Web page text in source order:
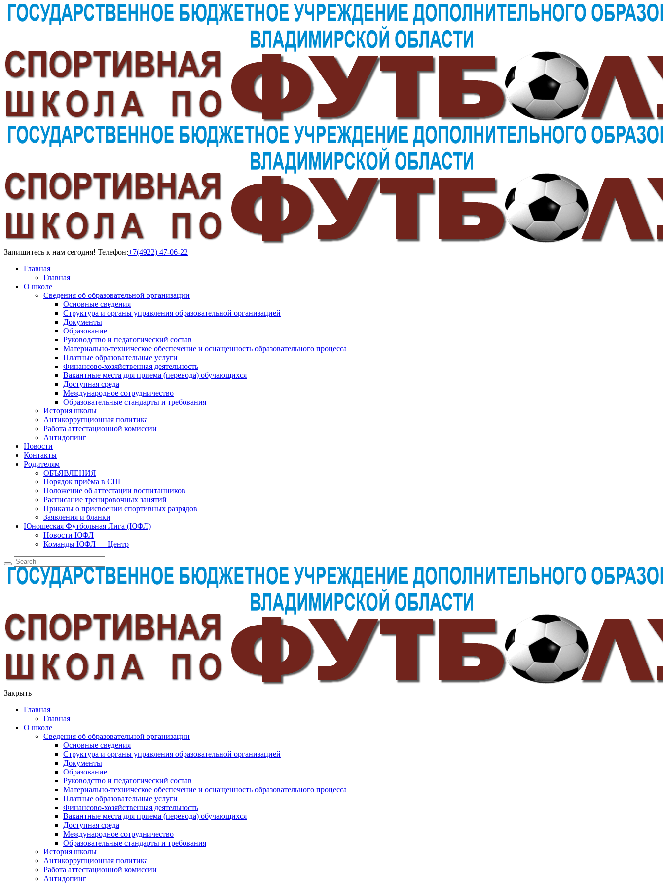
Запишитесь к нам сегодня! Телефон:+7(4922) 47-06-22
Главная
Главная
О школе
Сведения об образовательной организации
Основные сведения
Структура и органы управления образовательной организацией
Документы
Образование
Руководство и педагогический состав
Материально-техническое обеспечение и оснащенность образовательного процесса
Платные образовательные услуги
Финансово-хозяйственная деятельность
Вакантные места для приема (перевода) обучающихся
Доступная среда
Международное сотрудничество
Образовательные стандарты и требования
История школы
Антикоррупционная политика
Работа аттестационной комиссии
Антидопинг
Новости
Контакты
Родителям
ОБЪЯВЛЕНИЯ
Порядок приёма в СШ
Положение об аттестации воспитанников
Расписание тренировочных занятий
Приказы о присвоении спортивных разрядов
Заявления и бланки
Юношеская Футбольная Лига (ЮФЛ)
Новости ЮФЛ
Команды ЮФЛ — Центр
Закрыть
Главная
Главная
О школе
Сведения об образовательной организации
Основные сведения
Структура и органы управления образовательной организацией
Документы
Образование
Руководство и педагогический состав
Материально-техническое обеспечение и оснащенность образовательного процесса
Платные образовательные услуги
Финансово-хозяйственная деятельность
Вакантные места для приема (перевода) обучающихся
Доступная среда
Международное сотрудничество
Образовательные стандарты и требования
История школы
Антикоррупционная политика
Работа аттестационной комиссии
Антидопинг